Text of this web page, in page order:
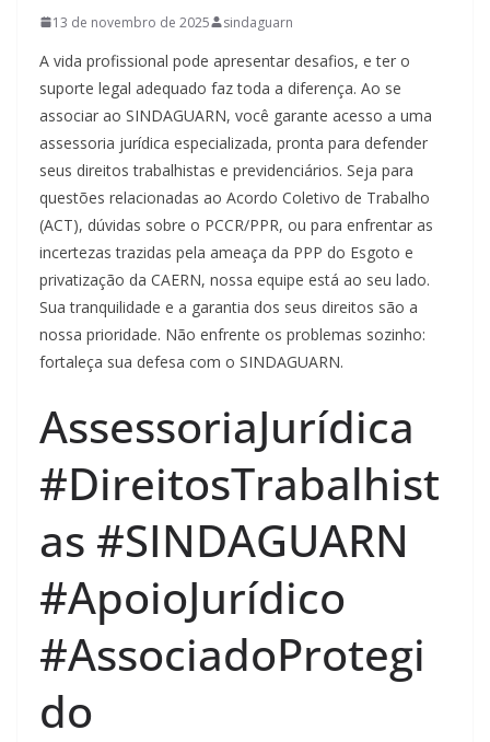
13 de novembro de 2025 sindaguarn
A vida profissional pode apresentar desafios, e ter o
suporte legal adequado faz toda a diferença. Ao se
associar ao SINDAGUARN, você garante acesso a uma
assessoria jurídica especializada, pronta para defender
seus direitos trabalhistas e previdenciários. Seja para
questões relacionadas ao Acordo Coletivo de Trabalho
(ACT), dúvidas sobre o PCCR/PPR, ou para enfrentar as
incertezas trazidas pela ameaça da PPP do Esgoto e
privatização da CAERN, nossa equipe está ao seu lado.
Sua tranquilidade e a garantia dos seus direitos são a
nossa prioridade. Não enfrente os problemas sozinho:
fortaleça sua defesa com o SINDAGUARN.
AssessoriaJurídica
#DireitosTrabalhist
as #SINDAGUARN
#ApoioJurídico
#AssociadoProtegi
do